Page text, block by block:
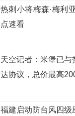
热刺小将梅森·梅利
点速看
天空记者：米堡已
达协议，总价最高
福建启动防台风四级